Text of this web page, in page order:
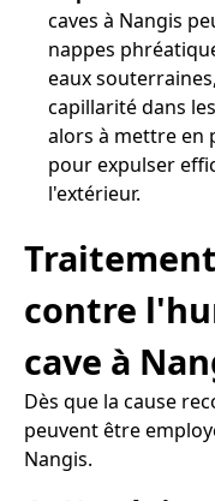
caves à Nangis
nappes
eaux
capillarité dans
alors à mettre en
pour expulser
l'extérieur.
contre
cave à
Dès que la cause
peuvent être
Nangis.